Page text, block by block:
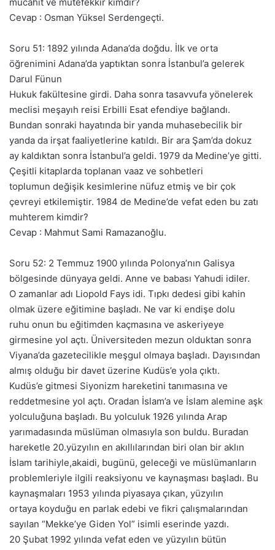
Cevap : Osman Yüksel Serdengeçti.
Soru 51: 1892 yılında Adana’da doğdu. İlk ve orta
öğrenimini Adana’da yaptıktan sonra İstanbul’a gelerek
Darul Fünun
Hukuk fakültesine girdi. Daha sonra tasavvufa yönelerek
meclisi meşayıh reisi Erbilli Esat efendiye bağlandı.
Bundan sonraki hayatında bir yanda muhasebecilik bir
yanda da irşat faaliyetlerine katıldı. Bir ara Şam’da dokuz
ay kaldıktan sonra İstanbul’a geldi. 1979 da Medine’ye gitti.
Çeşitli kitaplarda toplanan vaaz ve sohbetleri
toplumun değişik kesimlerine nüfuz etmiş ve bir çok
çevreyi etkilemiştir. 1984 de Medine’de vefat eden bu zatı
muhterem kimdir?
Cevap : Mahmut Sami Ramazanoğlu.
Soru 52: 2 Temmuz 1900 yılında Polonya’nın Galisya
bölgesinde dünyaya geldi. Anne ve babası Yahudi idiler.
O zamanlar adı Liopold Fays idi. Tıpkı dedesi gibi kahin
olmak üzere eğitimine başladı. Ne var ki endişe dolu
ruhu onun bu eğitimden kaçmasına ve askeriyeye
girmesine yol açtı. Üniversiteden mezun olduktan sonra
Viyana’da gazetecilikle meşgul olmaya başladı. Dayısından
almış olduğu bir davet üzerine Kudüs’e yola çıktı.
Kudüs’e gitmesi Siyonizm hareketini tanımasına ve
reddetmesine yol açtı. Oradan İslam’a ve İslam alemine aşk
yolculuğuna başladı. Bu yolculuk 1926 yılında Arap
yarımadasında müslüman olmasıyla son buldu. Buradan
hareketle 20.yüzyılın en akıllılarından biri olan bir aklın
İslam tarihiyle,akaidi, bugünü, geleceği ve müslümanların
problemleriyle ilgili reaksiyonu ve kaynaşması başladı. Bu
kaynaşmaları 1953 yılında piyasaya çıkan, yüzyılın
ortaya koyduğu en parlak edebi ve fikri çalışmalarından
sayılan “Mekke’ye Giden Yol” isimli eserinde yazdı.
20 Şubat 1992 yılında vefat eden ve yüzyılın bütün